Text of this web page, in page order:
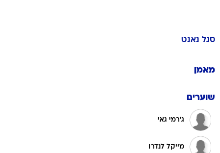
סגל נאנט
מאמן
שוערים
ג'רמי גאי
מייקל לנדרו